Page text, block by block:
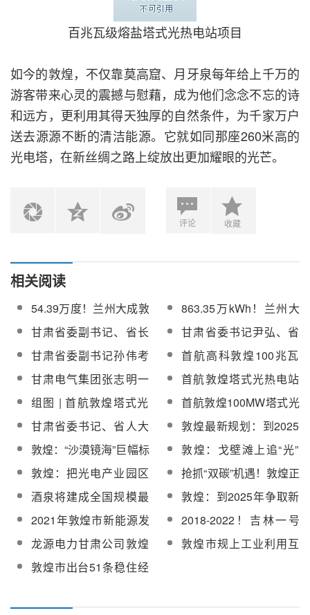
百兆瓦级熔盐塔式光热电站项目
如今的敦煌，不仅靠莫高窟、月牙泉每年给上千万的
游客带来心灵的震撼与慰藉，成为他们念念不忘的诗
和远方，更利用其得天独厚的自然条件，为千家万户
送去源源不断的清洁能源。它就如同那座260米高的
光电塔，在新丝绸之路上绽放出更加耀眼的光芒。
评论 收藏
相关阅读
54.39万度！兰州大成敦
煌50兆瓦光热电站单日
发电量再创新高
863.35万kWh！兰州大
成敦煌50MW光热电站5
月份发电成绩优异
甘肃省委副书记、省长
任振鹤等领导调研兰州
大成敦煌光热发电示范
项目
甘肃省委书记尹弘、省
长任振鹤先后调研首航
高科敦煌电站
甘肃省委副书记孙伟考
察首航高科敦煌电站
首航高科敦煌100兆瓦
熔盐塔式光热电站为建
党100周年献上“最大”祝
福
甘肃电气集团张志明一
行赴敦煌洽谈新能源产
业合作
首航敦煌塔式光热电站
入选国家生态环境部
2021年绿色低碳典型案
例名单
组图 | 首航敦煌塔式光
热电站打造巨幅标语欢
迎航天英雄“回家”
首航敦煌100MW塔式光
热电站拼巨幅标语欢迎
孟晚舟女士回家
甘肃省委书记、省人大
常委会主任尹弘调研兰
州大成敦煌50MW光热
发电项目
敦煌最新规划：到2025
年多能互补装机达
5GW，含光热200MW
敦煌：“沙漠镜海”巨幅标
语为祖国生日送祝福
敦煌：戈壁滩上追“光”
书写绿色发展
敦煌：把光电产业园区
当作景区建
抢抓“双碳”机遇！敦煌正
大力推进“光热储能+光
伏”发展模式
酒泉将建成全国规模最
大、技术路线最全的光
热示范基地
敦煌：到2025年争取新
能源新增装机500万千
瓦，到2030年建成1700
万千瓦多能互补基地
2021年敦煌市新能源发
电量达18.1亿千瓦时
2018-2022！吉林一号
卫星带你回顾敦煌近五
年光热发展变迁！
龙源电力甘肃公司敦煌
700MW“光热储能+光伏”
一体化项目获备案
敦煌市规上工业利用互
敦煌市出台51条稳住经